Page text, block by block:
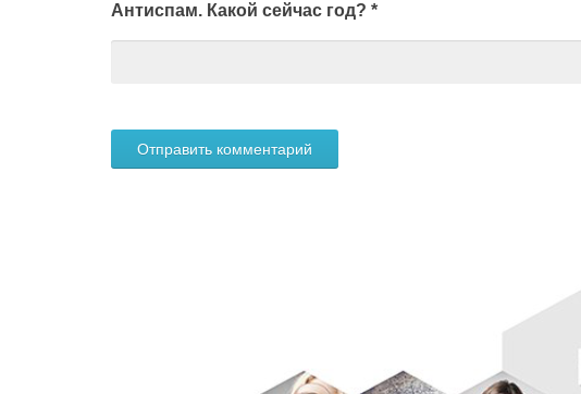
Антиспам. Какой сейчас год? *